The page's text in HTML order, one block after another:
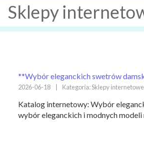
Sklepy
**Wybór eleganckich swetrów
2026-06-18 | Kategoria: Sklepy
Katalog internetowy: Wybór
wybór eleganckich i modnych modeli